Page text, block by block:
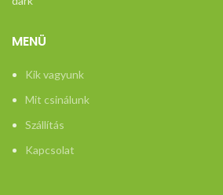
MENÜ
Kik vagyunk
Mit csinálunk
Szállítás
Kapcsolat